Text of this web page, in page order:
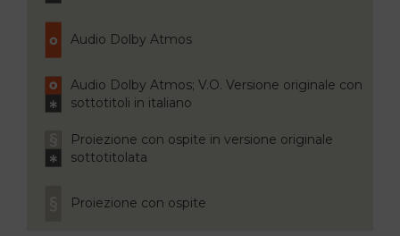
Audio Dolby Atmos
Audio Dolby Atmos; V.O. Versione originale con
sottotitoli in italiano
Proiezione con ospite in versione originale
sottotitolata
Proiezione con ospite